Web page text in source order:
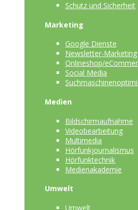
Schutz und Sicherheit
Marketing
Google Dienste
Newsletter-Marketing
Onlineshop/
Social Media
Medien
Bildschirmaufnahme
Videobearbeitung
Multimedia
Hörfunkjournalismus
Hörfunktechnik
Medienakademie
Umwelt
Umwelt